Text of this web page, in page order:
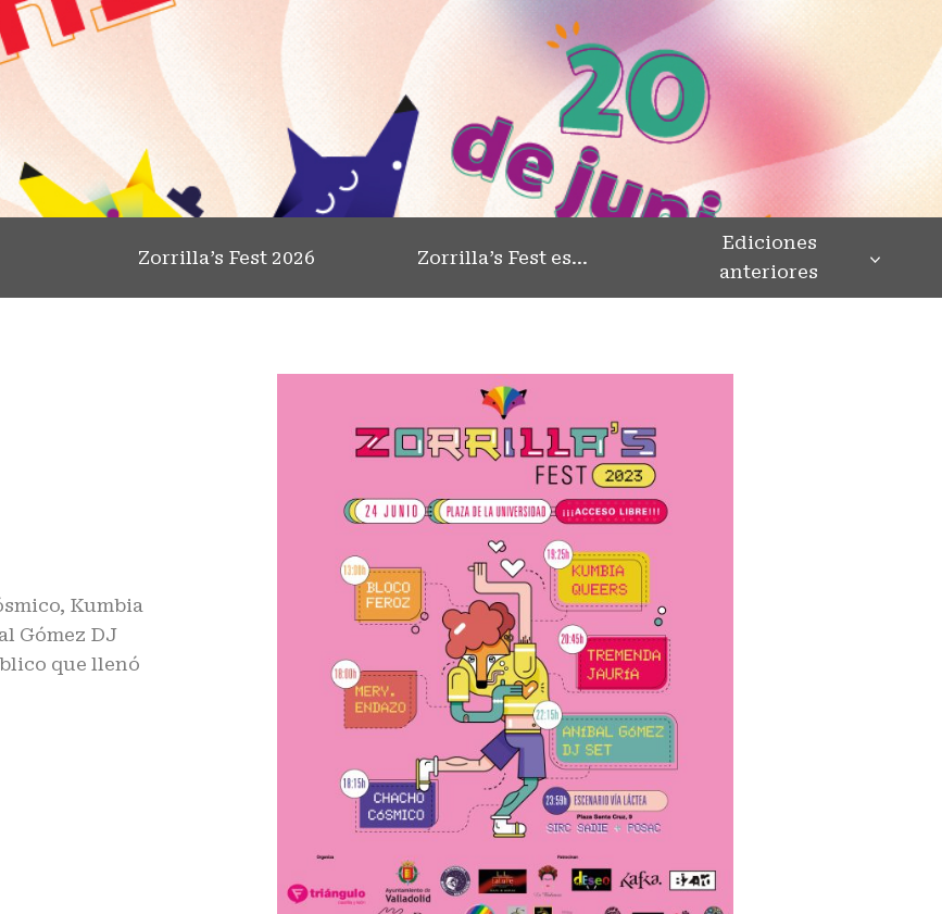
Zorrilla’s Fest 2026 Zorrilla’s Fest es…
Ediciones
anteriores
Kumbia
Gómez DJ
que llenó